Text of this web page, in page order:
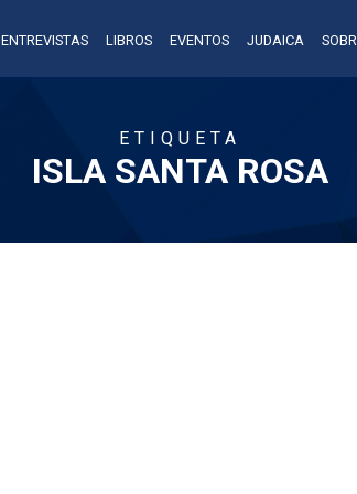
ENTREVISTAS LIBROS EVENTOS JUDAICA
ETIQUETA
ISLA SANTA ROSA